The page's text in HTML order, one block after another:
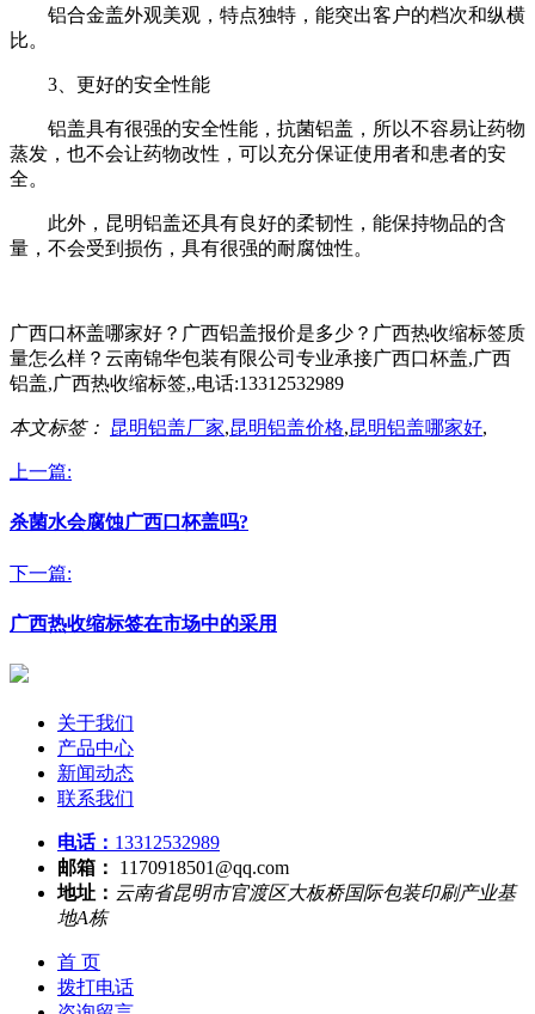
铝合金盖外观美观，特点独特，能突出客户的档次和纵横
比。
3、更好的安全性能
铝盖具有很强的安全性能，抗菌铝盖，所以不容易让药物
蒸发，也不会让药物改性，可以充分保证使用者和患者的安
全。
此外，昆明铝盖还具有良好的柔韧性，能保持物品的含
量，不会受到损伤，具有很强的耐腐蚀性。
广西口杯盖哪家好？广西铝盖报价是多少？广西热收缩标签质
量怎么样？云南锦华包装有限公司专业承接广西口杯盖,广西
铝盖,广西热收缩标签,,电话:13312532989
本文标签： 昆明铝盖厂家,昆明铝盖价格,昆明铝盖哪家好,
上一篇:
杀菌水会腐蚀广西口杯盖吗?
下一篇:
广西热收缩标签在市场中的采用
关于我们
产品中心
新闻动态
联系我们
电话： 13312532989
邮箱：
1170918501@qq.com
地址： 云南省昆明市官渡区大板桥国际包装印刷产业基
地A栋
首 页
拨打电话